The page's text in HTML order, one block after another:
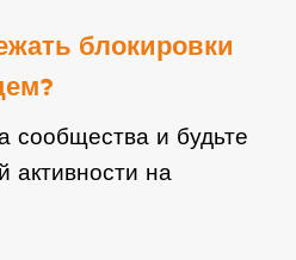
блокировки
сообщества и будьте
активности на